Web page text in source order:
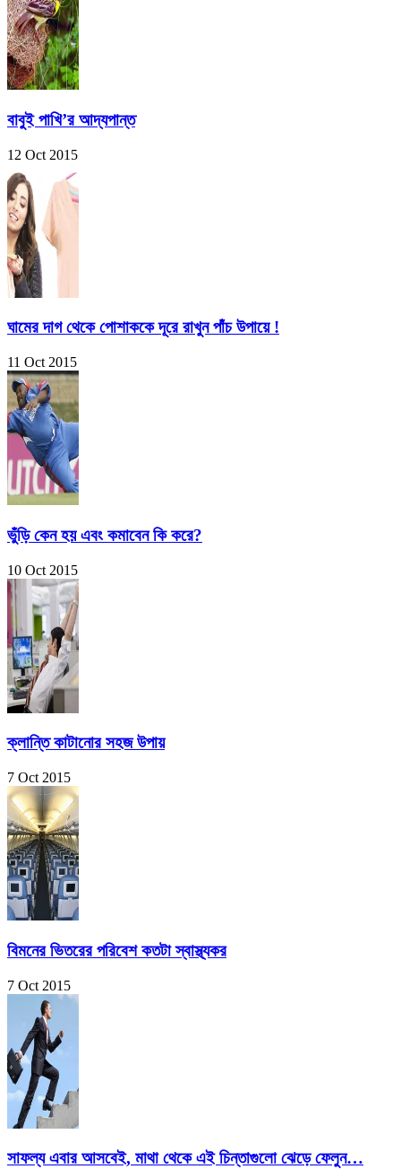
বাবুই পাখি’র আদ্যপান্ত
12 Oct 2015
ঘামের দাগ থেকে পোশাককে দূরে রাখুন পাঁচ উপায়ে !
11 Oct 2015
ভুঁড়ি কেন হয় এবং কমাবেন কি করে?
10 Oct 2015
ক্লান্তি কাটানোর সহজ উপায়
7 Oct 2015
বিমনের ভিতরের পরিবেশ কতটা স্বাস্থ্যকর
7 Oct 2015
সাফল্য এবার আসবেই, মাথা থেকে এই চিন্তাগুলো ঝেড়ে ফেলুন…